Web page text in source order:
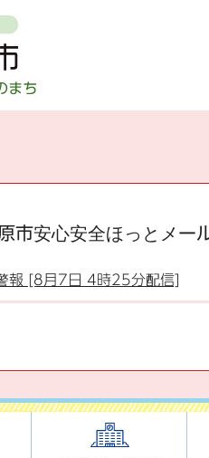
市安心安全ほっとメー
報 [8月7日 4時25分配信]